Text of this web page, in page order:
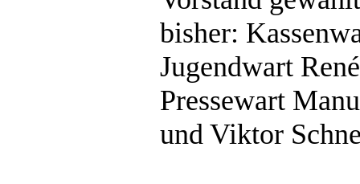
bisher:
Jugendwart
Pressewart
und Viktor